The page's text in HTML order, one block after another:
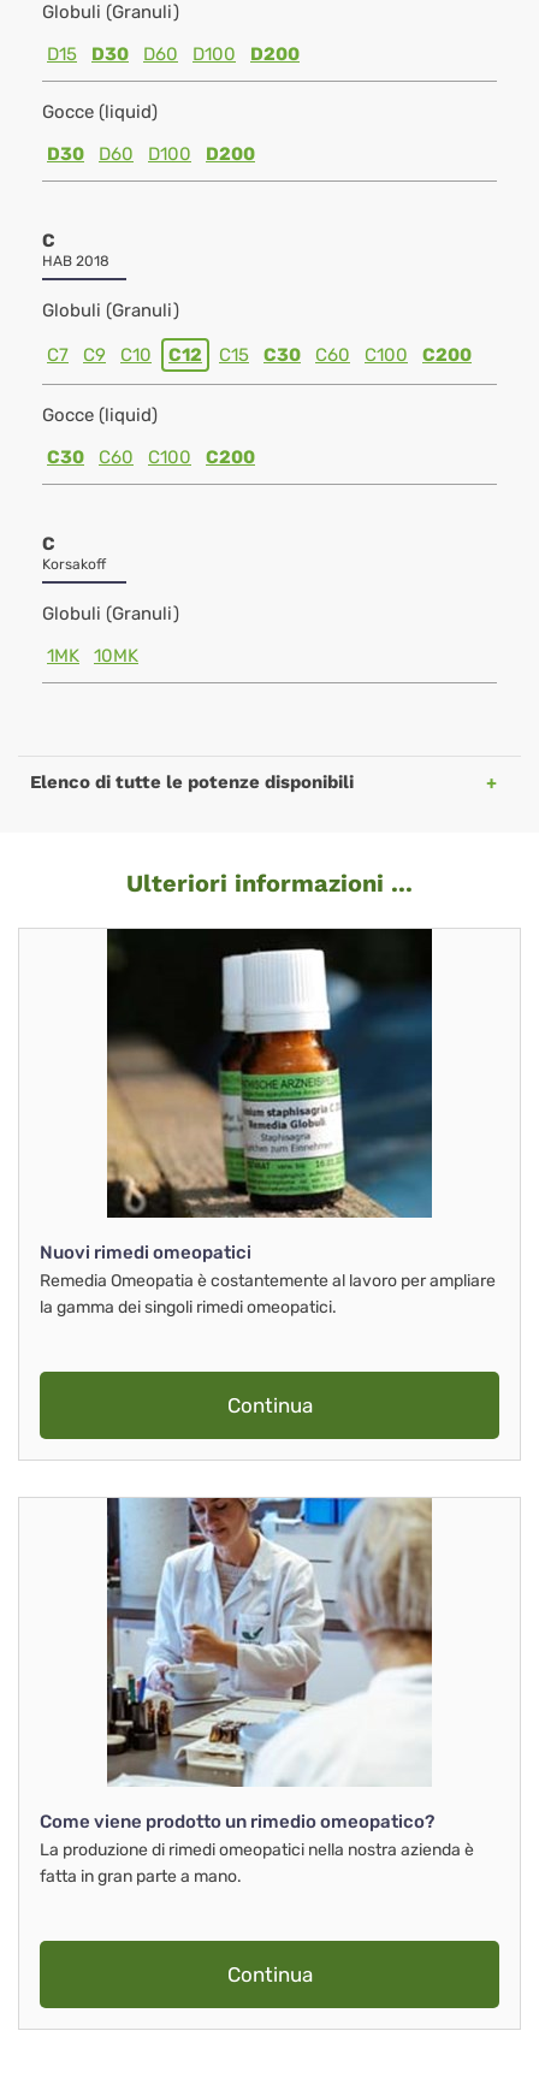
Globuli (Granuli)
D15
D30 D60 D100 D200
Gocce (liquid)
D30
D60 D100 D200
C
HAB 2018
Globuli (Granuli)
C7 C9 C10 C12 C15 C30 C60 C100 C200
Gocce (liquid)
C30
C60 C100 C200
C
Korsakoff
Globuli (Granuli)
1MK
10MK
Elenco di tutte le potenze disponibili
Ulteriori informazioni ...
Nuovi rimedi omeopatici
Remedia Omeopatia è costantemente al lavoro per ampliare
la gamma dei singoli rimedi omeopatici.
Continua
Come viene prodotto un rimedio omeopatico?
La produzione di rimedi omeopatici nella nostra azienda è
fatta in gran parte a mano.
Continua